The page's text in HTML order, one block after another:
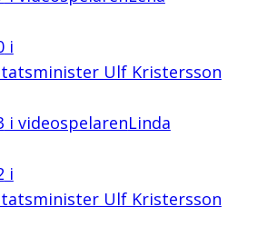
i
Ulf Kristersson
i videospelarenLinda
i
Ulf Kristersson